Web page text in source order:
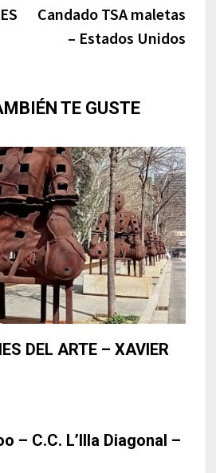
anterior:Candado TSA maletas
– Estados Unidos
TE GUSTE
DEL ARTE – XAVIER
– C.C. L’Illa Diagonal –